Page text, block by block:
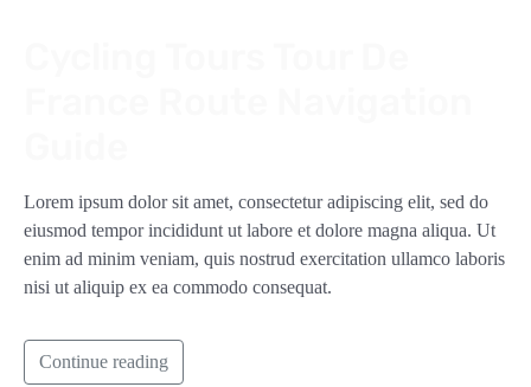
Lorem ipsum dolor sit amet, consectetur adipiscing elit, sed do
eiusmod tempor incididunt ut labore et dolore magna aliqua. Ut
enim ad minim veniam, quis nostrud exercitation ullamco laboris
nisi ut aliquip ex ea commodo consequat.
Continue reading